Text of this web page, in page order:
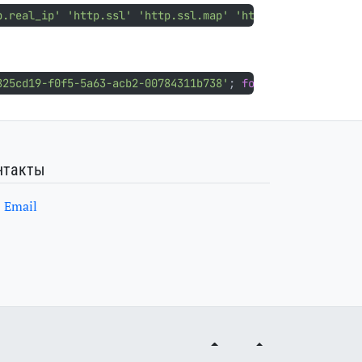
'http.ssl' 'http.ssl.map' 'http.v3'
f0f5-5a63-acb2-00784311b738' ; for
Email